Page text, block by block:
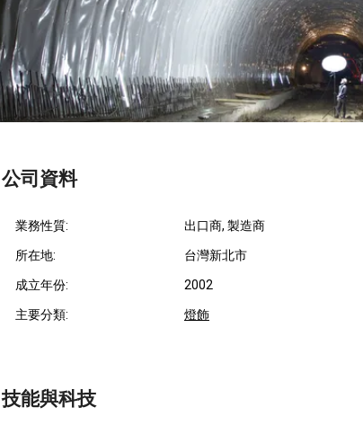
公司資料
業務性質: 出口商, 製造商
所在地: 台灣新北市
成立年份: 2002
主要分類: 燈飾
技能與科技